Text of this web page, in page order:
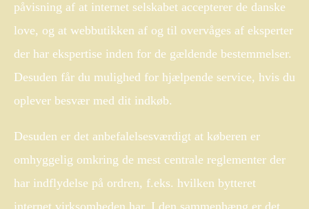
påvisning af at internet selskabet accepterer de danske
love, og at webbutikken af og til overvåges af eksperter
der har ekspertise inden for de gældende bestemmelser.
Desuden får du mulighed for hjælpende service, hvis du
oplever besvær med dit indkøb.
Desuden er det anbefalelsesværdigt at køberen er
omhyggelig omkring de mest centrale reglementer der
har indflydelse på ordren, f.eks. hvilken bytteret
internet virksomheden har. I den sammenhæng er det